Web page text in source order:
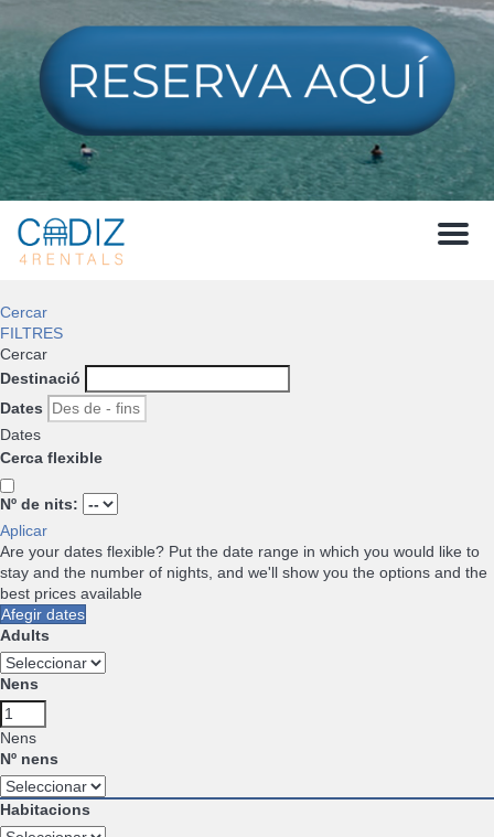
Menu
Cercar
FILTRES
Cercar
Destinació
Dates
Dates
Cerca flexible
Nº de nits:
Aplicar
Are your dates flexible? Put the date range in which you would like to
stay and the number of nights, and we'll show you the options and the
best prices available
Afegir dates
Adults
Nens
Nens
Nº nens
Habitacions